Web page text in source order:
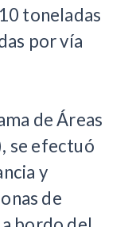
toneladas
por vía
de Áreas
se efectuó
y
de